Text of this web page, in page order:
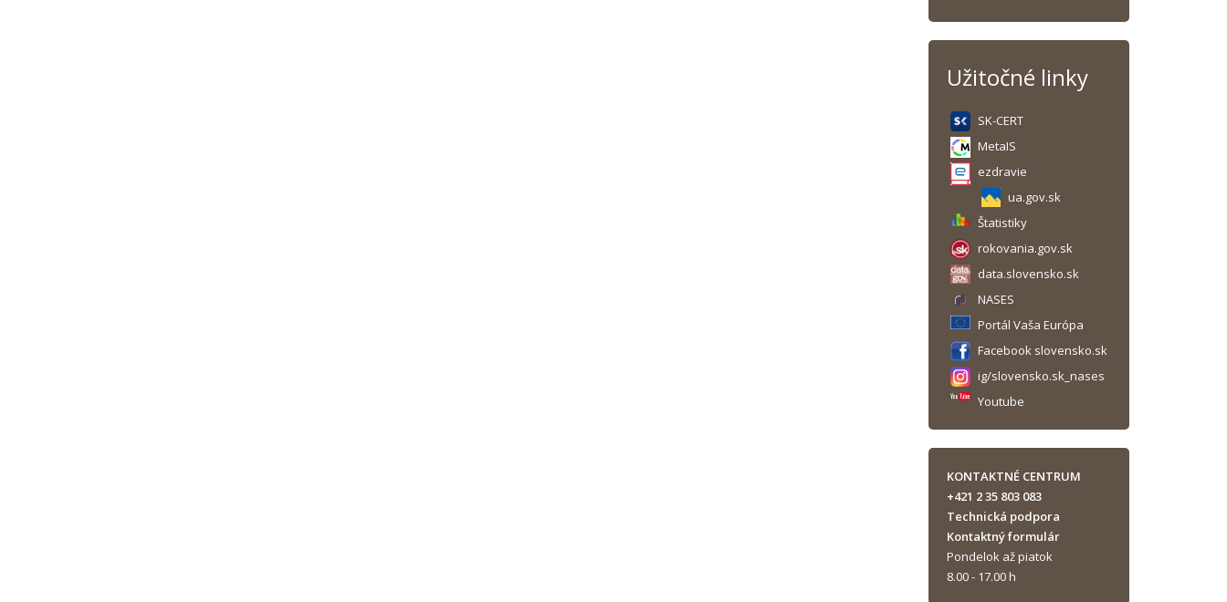
Užitočné linky
SK-CERT
MetaIS
ezdravie
ua.gov.sk
Štatistiky
rokovania.gov.sk
data.slovensko.sk
NASES
Portál Vaša Európa
Facebook slovensko.sk
ig/slovensko.sk_nases
Youtube
KONTAKTNÉ CENTRUM
+421 2 35 803 083
Technická podpora
Kontaktný formulár
Pondelok až piatok
8.00 - 17.00 h